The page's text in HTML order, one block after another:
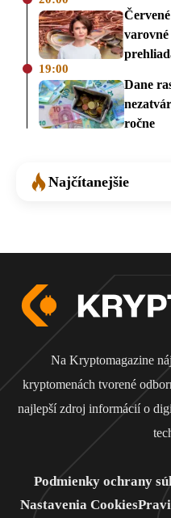
19:00
Dane
ročne
Najčítanejšie
Na Kryptomagazine
kryptomenách tvorené
najlepší zdroj informácií o
Podmienky ochrany
Nastavenia Cookies